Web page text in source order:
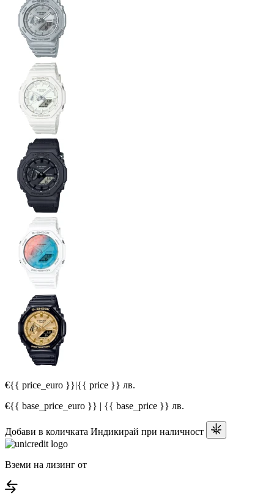
€{{ price_euro }}|{{ price }} лв.
€{{ base_price_euro }} | {{ base_price }} лв.
Добави в количката Индикирай при наличност
Вземи на лизинг от